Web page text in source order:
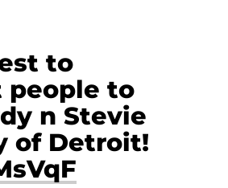
to
people to
n Stevie
of Detroit!